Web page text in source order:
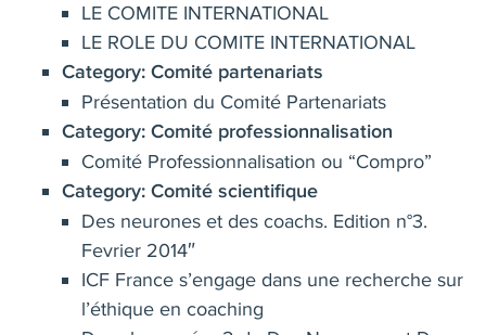
LE COMITE INTERNATIONAL
LE ROLE DU COMITE INTERNATIONAL
Category: Comité partenariats
Présentation du Comité Partenariats
Category: Comité professionnalisation
Comité Professionnalisation ou “Compro”
Category: Comité scientifique
Des neurones et des coachs. Edition n°3.
Fevrier 2014″
ICF France s’engage dans une recherche sur
l’éthique en coaching